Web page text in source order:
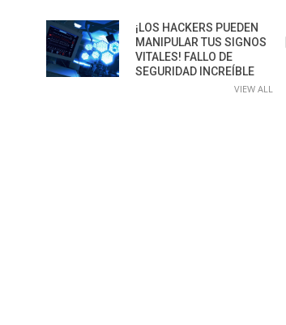
CÓMO LOS HACKERS
INTERCEPTAN OTPS Y
13 TÉCNICAS
RIDÍCULAMENTE FÁCILES
PARA HACKEAR Y EXPLOTAR
¡LOS HACKERS PUEDEN
MANIPULAR TUS SIGNOS
VITALES! FALLO DE
SEGURIDAD INCREÍBLE
VIEW ALL